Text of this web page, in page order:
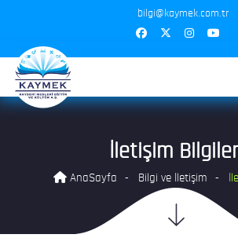
bilgi@kaymek.com.tr
İletişim
AnaSayfa Bilgi ve İletişim